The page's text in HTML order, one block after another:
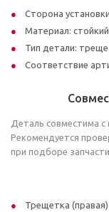
Сторона
Материал:
Тип детали:
Соответствие
Деталь совместима
Рекомендуется
при подборе
Трещетка